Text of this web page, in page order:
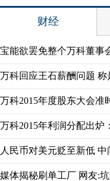
财经
宝能欲罢免整个万科董事
万科回应王石薪酬问题
万科2015年度股东大会准
万科2015年利润分配出炉
人民币对美元贬至新低 中
媒体揭秘刷单工厂 网友: